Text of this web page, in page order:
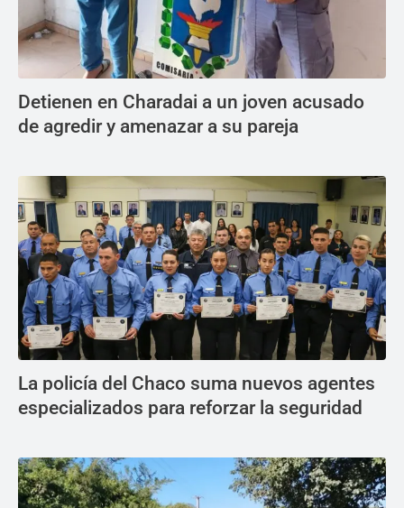
Detienen en Charadai a un joven acusado
de agredir y amenazar a su pareja
La policía del Chaco suma nuevos agentes
especializados para reforzar la seguridad